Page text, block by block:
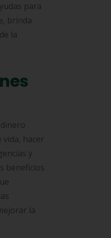
para
brinda
la
hacer
y
beneficios
la